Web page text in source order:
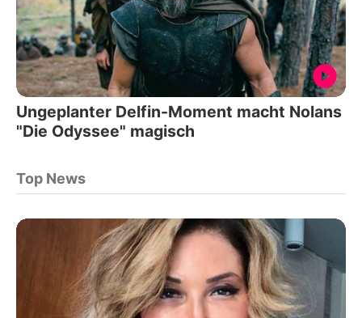
Ungeplanter Delfin-Moment macht Nolans
"Die Odyssee" magisch
Top News